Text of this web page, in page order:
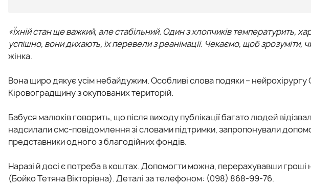
«Їхній стан ще важкий, але стабільний. Один з хлопчиків температурить,
успішно, вони дихають, їх перевели з реанімації. Чекаємо, щоб зрозуміти,
жінка.
Вона щиро дякує усім небайдужим. Особливі слова подяки – нейрохірургу
Кіровоградщину з окупованих територій.
Бабуся малюків говорить, що після виходу публікації багато людей
надсилали смс-повідомлення зі словами підтримки, запропонували
представники одного з благодійних фондів.
Наразі й досі є потреба в коштах. Допомогти можна, перерахувавши
(Бойко Тетяна Вікторівна). Деталі за телефоном: (098) 868-99-76.